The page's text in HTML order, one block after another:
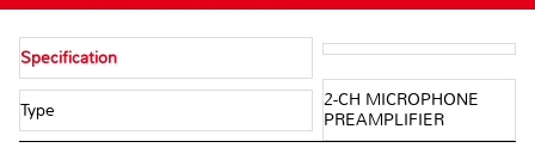
Specification
Type
2-CH MICROPHONE
PREAMPLIFIER